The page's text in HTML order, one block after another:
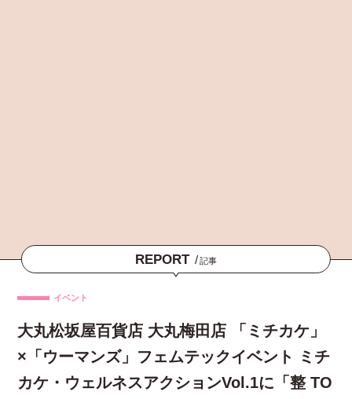
REPORT /記事
イベント
大丸松坂屋百貨店 大丸梅田店 「ミチカケ」
×「ウーマンズ」フェムテックイベント ミチ
カケ・ウェルネスアクションVol.1に「整 TO